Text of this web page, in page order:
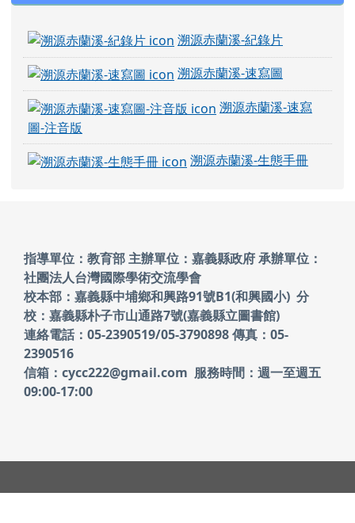
溯源赤蘭溪-紀錄片
溯源赤蘭溪-速寫圖
溯源赤蘭溪-速寫
圖-注音版
溯源赤蘭溪-生態手冊
頁尾區域內容
指導單位：教育部 主辦單位：嘉義縣政府承辦單位：
社團法人台灣國際學術交流學會
校本部：嘉義縣中埔鄉和興路91號B1(和興國小) 分
校：嘉義縣朴子市山通路7號(嘉義縣立圖書館)
連絡電話：05-2390519/05-3790898 傳真：05-
2390516
信箱：cycc222@gmail.com 服務時間：週一至週五
09:00-17:00